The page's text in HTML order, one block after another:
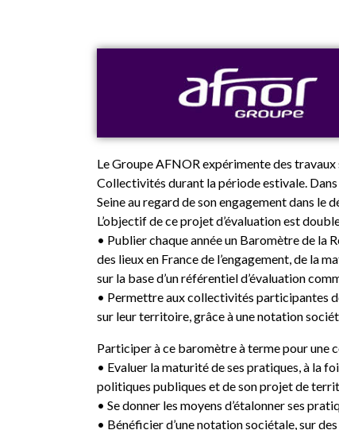
Le Groupe AFNOR expérimente des
Collectivités durant la période estivale.
Seine au regard de son engagement dans le
L’objectif de ce projet d’évaluation est
• Publier chaque année un Baromètre de
des lieux en France de l’engagement, de la
sur la base d’un référentiel d’évaluation
• Permettre aux collectivités participantes
sur leur territoire, grâce à une notation
Participer à ce baromètre à terme pour une
• Evaluer la maturité de ses pratiques, à la
politiques publiques et de son projet de
• Se donner les moyens d’étalonner ses
• Bénéficier d’une notation sociétale, sur